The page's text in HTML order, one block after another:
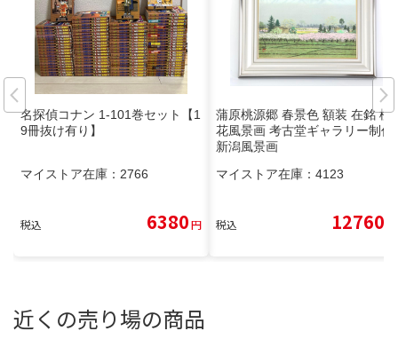
名探偵コナン 1-101巻セット【1
9冊抜け有り】
マイストア在庫： 2766
税込 6380円
蒲原桃源郷 春景色 額装 在銘 桃
花風景画 考古堂ギャラリー制作
新潟風景画
マイストア在庫： 4123
税込 12760
近くの売り場の商品